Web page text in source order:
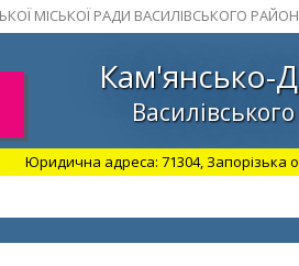
МІСЬКОЇ РАДИ ВАСИЛІВСЬКОГО
Кам'янсько-
Юридична адреса: 71304, Запорізька